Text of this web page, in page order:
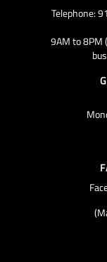
Telephone:
9AM to 8PM